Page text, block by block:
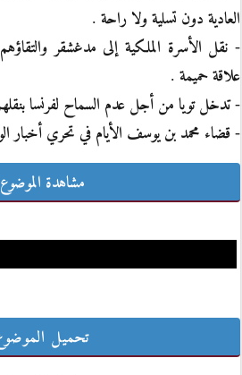
العادية دون تسلية ولا راحة .
- نقل الأسرة الملكية إلى مدغشقر
علاقة حميمة .
- تدخل تويا من أجل عدم السماح لفرنسا
- قضاء محمد بن يوسف الأيام في تحري أخبار
مشاهدة الموضوع
تحميل